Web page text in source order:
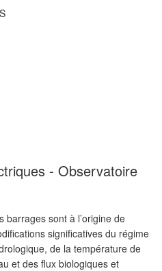
- Observatoire
barrages sont à l’origine de
significatives du régime
de la température de
et des flux biologiques et